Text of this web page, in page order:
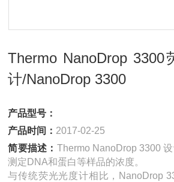
Thermo NanoDrop
计/NanoDrop 3300
产品型号：
产品时间： 2017-02-25
简要描述： Thermo NanoDrop 3300
测定DNA和蛋白等样品的浓度。
与传统荧光光度计相比，NanoDrop